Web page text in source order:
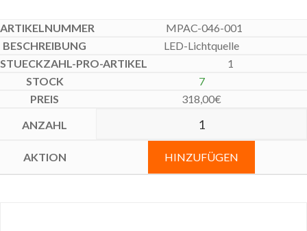
MPAC-046-001
LED-Lichtquelle
1
7
318,00€
HINZUFÜGEN